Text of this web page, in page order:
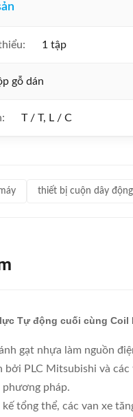
1 tập
gỗ dán
T / T, L / C
thiết bị cuộn dây
Tự động cuối cùng Coil
gạt nhựa làm nguồn
bởi PLC Mitsubishi và
pháp.
tổng thể, các van xe